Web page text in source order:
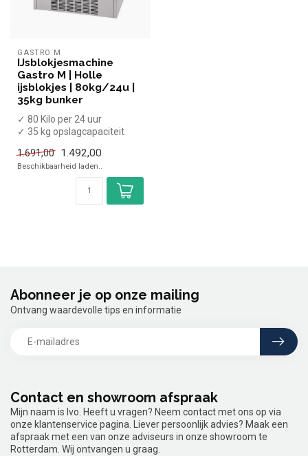
GASTRO M
IJsblokjesmachine
Gastro M | Holle
ijsblokjes | 80kg/24u |
35kg bunker
✓ 80 Kilo per 24 uur
✓ 35 kg opslagcapaciteit
✓ Breedte 71...
1.691,00 1.492,00
Beschikbaarheid laden..
Contact en showroom afspraak
Mijn naam is Ivo. Heeft u vragen? Neem contact met ons op via
onze klantenservice pagina. Liever persoonlijk advies? Maak een
afspraak met een van onze adviseurs in onze showroom te
Rotterdam. Wij ontvangen u graag.
Abonneer je op onze mailing
Ontvang waardevolle tips en informatie